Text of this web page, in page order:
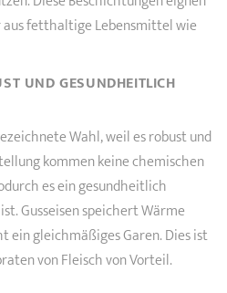
aus fetthaltige Lebensmittel wie
UND GESUNDHEITLICH
Wahl, weil es robust und
kommen keine chemischen
es ein gesundheitlich
Gusseisen speichert Wärme
ein gleichmäßiges Garen. Dies ist
von Fleisch von Vorteil.